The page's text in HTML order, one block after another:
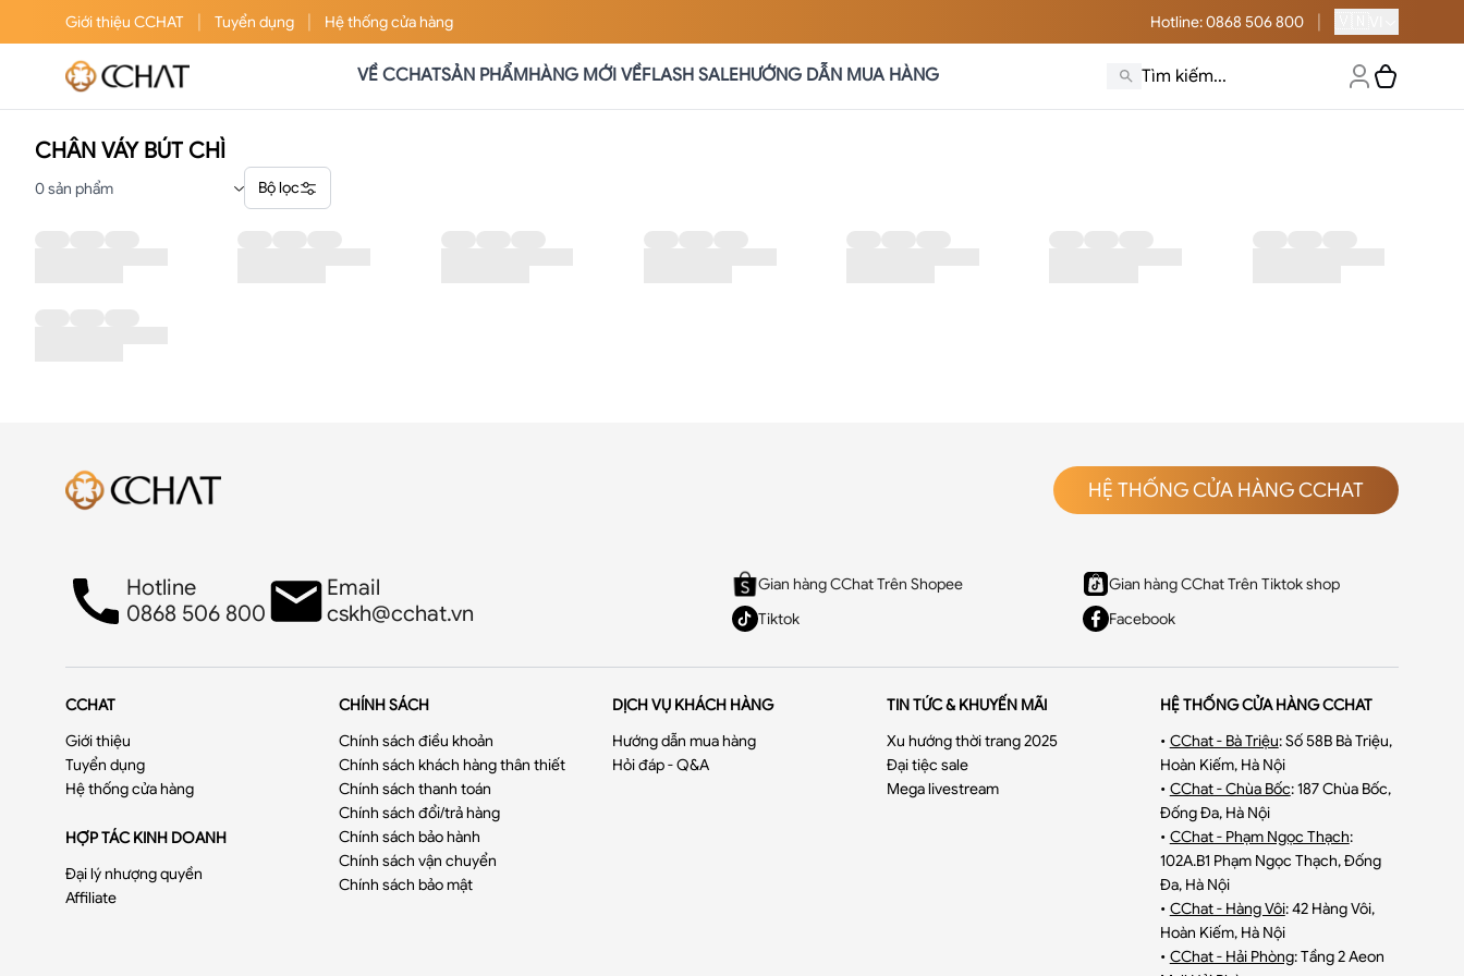
Giới thiệu CCHAT Tuyển dụng Hệ thống cửa hàng Hotline: 0868 506 800
VỀ CCHATSẢN PHẨMHÀNG MỚI VỀFLASH SALEHƯỚNG DẪN MUA HÀNG
CHÂN VÁY BÚT CHÌ
0sản phẩm Bộ lọc
HỆ THỐNG CỬA HÀNG CCHAT
Hotline
0868 506 800
Email
cskh@cchat.vn
Gian hàng CChat Trên Shopee
Gian hàng CChat Trên Tiktok shop
Tiktok
Facebook
CCHAT
Giới thiệu
Tuyển dụng
Hệ thống cửa hàng
HỢP TÁC KINH DOANH
Đại lý nhượng quyền
Affiliate
CHÍNH SÁCH
Chính sách điều khoản
Chính sách khách hàng thân thiết
Chính sách thanh toán
Chính sách đổi/trả hàng
Chính sách bảo hành
Chính sách vận chuyển
Chính sách bảo mật
DỊCH VỤ KHÁCH HÀNG
Hướng dẫn mua hàng
Hỏi đáp - Q&A
TIN TỨC & KHUYẾN MÃI
Xu hướng thời trang 2025
Đại tiệc sale
Mega livestream
HỆ THỐNG CỬA HÀNG CCHAT
• CChat - Bà Triệu:Số 58B Bà Triệu,
Hoàn Kiếm, Hà Nội
• CChat - Chùa Bốc:187 Chùa Bốc,
Đống Đa, Hà Nội
• CChat - Phạm Ngọc Thạch:
102A.B1 Phạm Ngọc Thạch, Đống
Đa, Hà Nội
• CChat - Hàng Vôi:42 Hàng Vôi,
Hoàn Kiếm, Hà Nội
• CChat - Hải Phòng:Tầng 2 Aeon